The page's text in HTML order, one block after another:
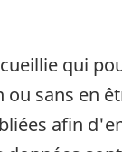
qui
sans en
afin